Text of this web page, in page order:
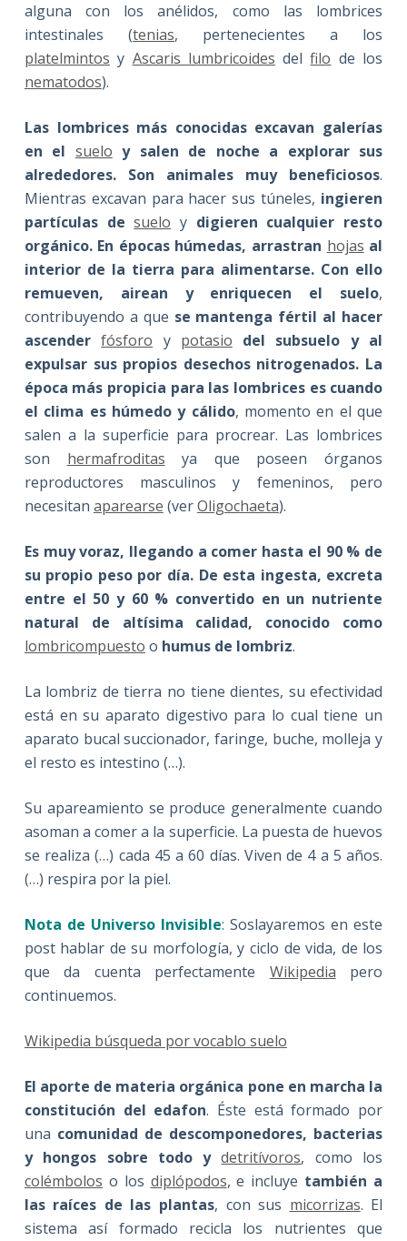
alguna con los anélidos, como las lombrices
intestinales (tenias, pertenecientes a los
platelmintos y Ascaris lumbricoides delfilo de los
nematodos).
Las lombrices más conocidas excavan galerías
en el suelo y salen de noche a explorar sus
alrededores. Son animales muy beneficiosos.
Mientras excavan para hacer sus túneles, ingieren
partículas de suelo y digieren cualquier resto
orgánico. En épocas húmedas, arrastran hojas al
interior de la tierra para alimentarse. Con ello
remueven, airean y enriquecen el suelo,
contribuyendo a que se mantenga fértil al hacer
ascender fósforo y potasio del subsuelo y al
expulsar sus propios desechos nitrogenados. La
época más propicia para las lombrices es cuando
el clima es húmedo y cálido, momento en el que
salen a la superficie para procrear. Las lombrices
son hermafroditas ya que poseen órganos
reproductores masculinos y femeninos, pero
necesitan aparearse (verOligochaeta).
Es muy voraz, llegando a comer hasta el 90 % de
su propio peso por día. De esta ingesta, excreta
entre el 50 y 60 % convertido en un nutriente
natural de altísima calidad, conocido como
lombricompuesto o humus de lombriz.
La lombriz de tierra no tiene dientes, su efectividad
está en su aparato digestivo para lo cual tiene un
aparato bucal succionador, faringe, buche, molleja y
el resto es intestino (…).
Su apareamiento se produce generalmente cuando
asoman a comer a la superficie. La puesta de huevos
se realiza (…) cada 45 a 60 días. Viven de 4 a 5 años.
(…) respira por la piel.
Nota de Universo Invisible: Soslayaremos en este
post hablar de su morfología, y ciclo de vida, de los
que da cuenta perfectamente Wikipedia pero
continuemos.
Wikipedia búsqueda por vocablo suelo
El aporte de materia orgánica pone en marcha la
constitución del edafon. Éste está formado por
una comunidad de descomponedores, bacterias
y hongos sobre todo y detritívoros, como los
colémbolos o los diplópodos, e incluye también a
las raíces de las plantas, con sus micorrizas. El
sistema así formado recicla los nutrientes que